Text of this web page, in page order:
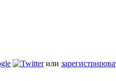
или